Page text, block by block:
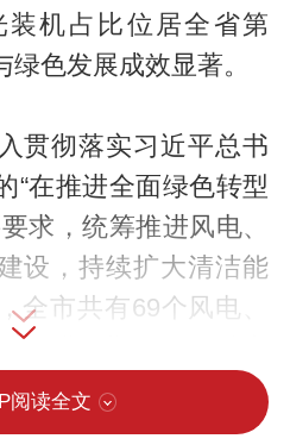
机占比位居全省第
色发展成效显著。
贯彻落实习近平总书
“在推进全面绿色转型
求，统筹推进风电、
设，持续扩大清洁能
全市共有69个风电、
推进前期工作，总容
全部建成并网后，我
突破80%。其中，27
阅读全文